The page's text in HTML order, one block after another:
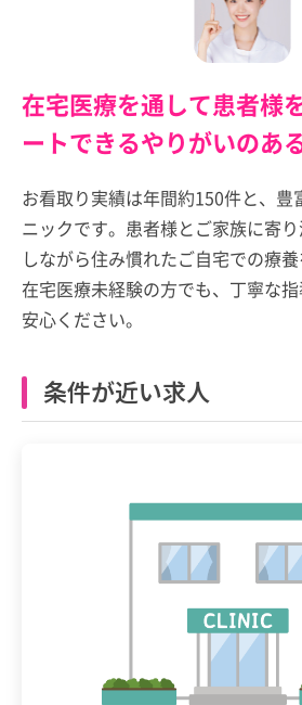
在宅医療を通して患者様
ートできるやりがいのあ
お看取り実績は年間約150件と、豊
ニックです。患者様とご家族に寄
しながら住み慣れたご自宅での療養
在宅医療未経験の方でも、丁寧な
安心ください。
条件が近い求人